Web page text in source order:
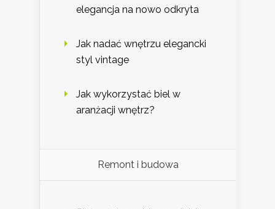
elegancja na nowo odkryta
Jak nadać wnętrzu elegancki
styl vintage
Jak wykorzystać biel w
aranżacji wnętrz?
Remont i budowa